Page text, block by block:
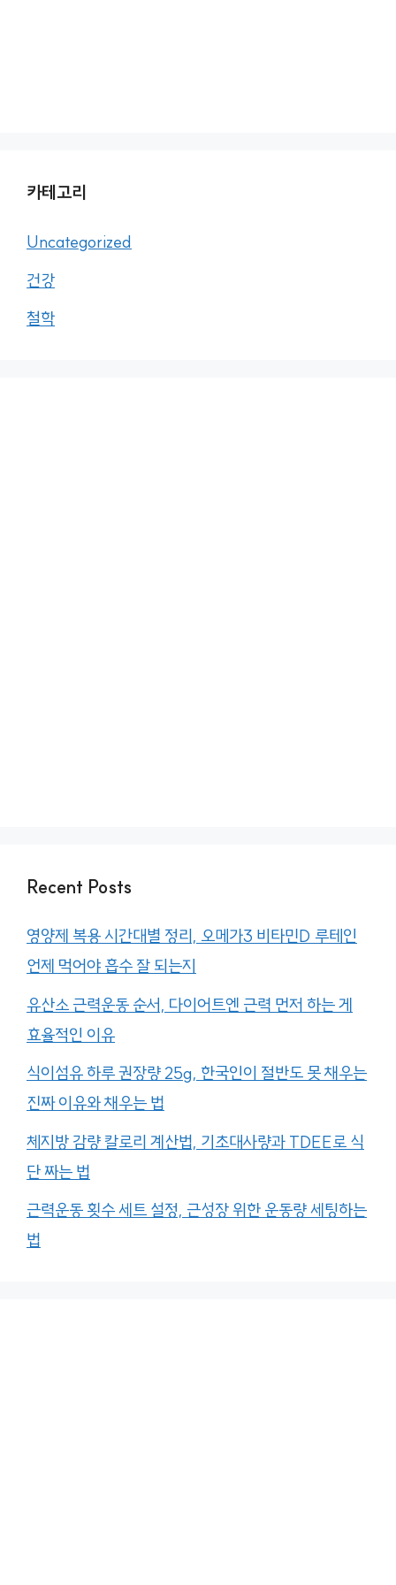
카테고리
Uncategorized
건강
철학
Recent Posts
영양제 복용 시간대별 정리, 오메가3 비타민D 루테인
언제 먹어야 흡수 잘 되는지
유산소 근력운동 순서, 다이어트엔 근력 먼저 하는 게
효율적인 이유
식이섬유 하루 권장량 25g, 한국인이 절반도 못 채우는
진짜 이유와 채우는 법
체지방 감량 칼로리 계산법, 기초대사량과 TDEE로 식
단 짜는 법
근력운동 횟수 세트 설정, 근성장 위한 운동량 세팅하는
법